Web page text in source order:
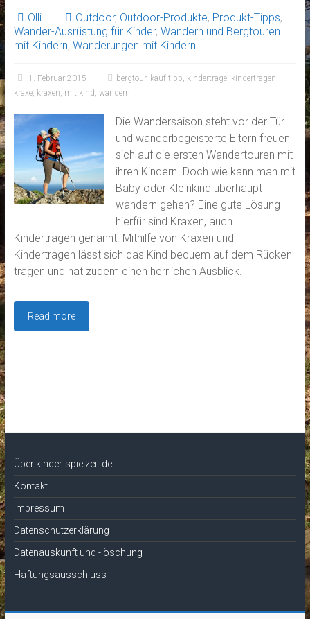
Olli Outdoor, Outdoor-Produkte, Produkt-Tipps,
Wander-Ausrüstung für Kinder, Wandern und Bergtouren
mit Kindern, Wanderungen mit Kindern
1. Februar 2015 bergtour, kauf-tipp, kindertrage, kindertragen,
kraxe, kraxen, mit kind , wandern
Die Wandersaison steht vor der Tür
und wanderbegeisterte Eltern freuen
sich auf die ersten Wandertouren mit
ihren Kindern. Doch wie kann man mit
Baby oder Kleinkind überhaupt
wandern gehen? Eine gute Lösung
hierfür sind Kraxen, auch
Kindertragen genannt. Mithilfe von Kraxen und
Kindertragen lässt sich das Kind bequem auf dem Rücken
tragen und hat zudem einen herrlichen Ausblick.
Read more
Über kinder-spielzeit.de
Kontakt
Impressum
Datenschutzerklärung
Datenauskunft und -löschung
Haftungsausschluss